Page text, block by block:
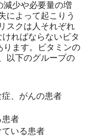
減少や必要量の増
によって起こりう
スクは人それぞれ
ればならないビタ
ります。ビタミンの
以下のグループの
、がんの患者
患者
いる患者